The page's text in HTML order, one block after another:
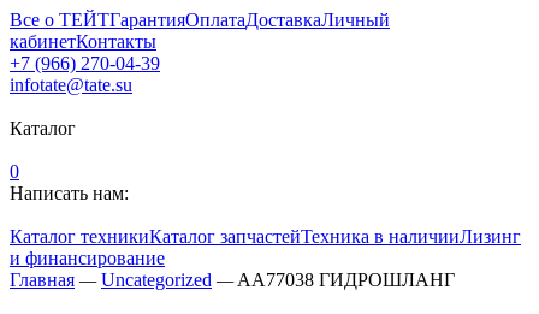
Все о ТЕЙТГарантияОплатаДоставкаЛичный
кабинетКонтакты
+7 (966) 270-04-39
infotate@tate.su
Каталог
0
Написать нам:
Каталог техникиКаталог запчастейТехника в наличииЛизинг
и финансирование
Главная — Uncategorized — AA77038 ГИДРОШЛАНГ